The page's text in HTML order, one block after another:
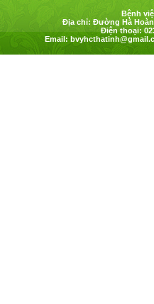
Bệnh
Địa chỉ: Đường Hà
Điện thoại:
Email: